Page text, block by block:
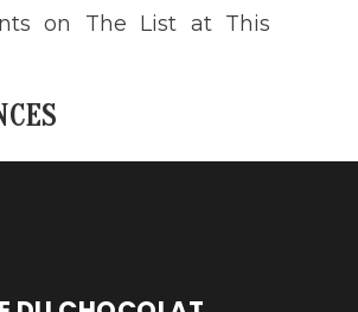
on The List at This